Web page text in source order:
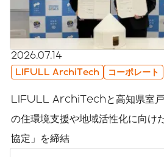
2026.07.14
LIFULL ArchiTech コーポレート
LIFULL ArchiTechと高知県室戸
の住環境支援や地域活性化に向け
協定」を締結